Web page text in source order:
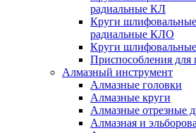
радиальные КЛ
Круги
радиальные КЛО
Круги
Приспособления для
Алмазный инструмент
Алмазные головки
Алмазные круги
Алмазные отрезные
Алмазная и